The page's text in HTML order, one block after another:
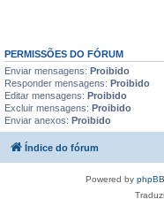
PERMISSÕES DO FÓRUM
Enviar mensagens: Proibido
Responder mensagens: Proibido
Editar mensagens: Proibido
Excluir mensagens: Proibido
Enviar anexos: Proibido
Índice do fórum
Powered by phpBB